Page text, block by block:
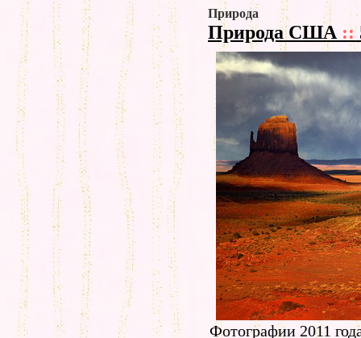
Природа
Природа США ::
Фотографии 2011